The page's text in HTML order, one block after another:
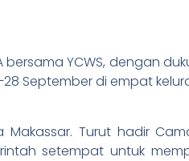
bersama YCWS, dengan
September di empat
Turut hadir
setempat untuk